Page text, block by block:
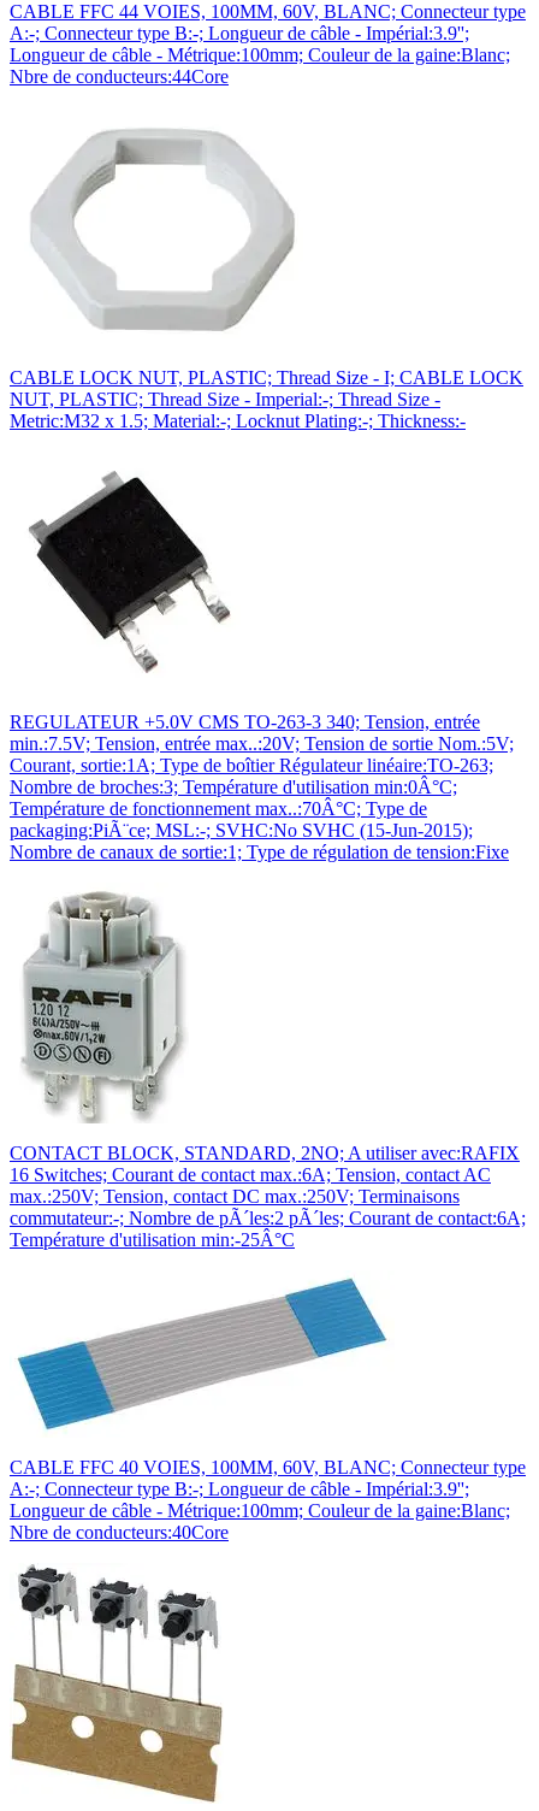
CABLE FFC 44 VOIES, 100MM, 60V, BLANC; Connecteur type
A:-; Connecteur type B:-; Longueur de câble - Impérial:3.9'';
Longueur de câble - Métrique:100mm; Couleur de la gaine:Blanc;
Nbre de conducteurs:44Core
CABLE LOCK NUT, PLASTIC; Thread Size - I; CABLE LOCK
NUT, PLASTIC; Thread Size - Imperial:-; Thread Size -
Metric:M32 x 1.5; Material:-; Locknut Plating:-; Thickness:-
REGULATEUR +5.0V CMS TO-263-3 340; Tension, entrée
min.:7.5V; Tension, entrée max..:20V; Tension de sortie Nom.:5V;
Courant, sortie:1A; Type de boîtier Régulateur linéaire:TO-263;
Nombre de broches:3; Température d'utilisation min:0Â°C;
Température de fonctionnement max..:70Â°C; Type de
packaging:PiÃ¨ce; MSL:-; SVHC:No SVHC (15-Jun-2015);
Nombre de canaux de sortie:1; Type de régulation de tension:Fixe
CONTACT BLOCK, STANDARD, 2NO; A utiliser avec:RAFIX
16 Switches; Courant de contact max.:6A; Tension, contact AC
max.:250V; Tension, contact DC max.:250V; Terminaisons
commutateur:-; Nombre de pÃ´les:2 pÃ´les; Courant de contact:6A;
Température d'utilisation min:-25Â°C
CABLE FFC 40 VOIES, 100MM, 60V, BLANC; Connecteur type
A:-; Connecteur type B:-; Longueur de câble - Impérial:3.9'';
Longueur de câble - Métrique:100mm; Couleur de la gaine:Blanc;
Nbre de conducteurs:40Core